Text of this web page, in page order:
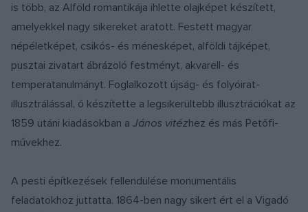
is több, az Alföld romantikája ihlette olajképet készített,
amelyekkel nagy sikereket aratott. Festett magyar
népéletképet, csikós- és ménesképet, alföldi tájképet,
pusztai zivatart ábrázoló festményt, akvarell- és
temperatanulmányt. Foglalkozott újság- és folyóirat-
illusztrálással, ő készítette a legsikerültebb illusztrációkat az
1859 utáni kiadásokban a János vitézhez és más Petőfi-
művekhez.
A pesti építkezések fellendülése monumentális
feladatokhoz juttatta. 1864-ben nagy sikert ért el a Vigadó